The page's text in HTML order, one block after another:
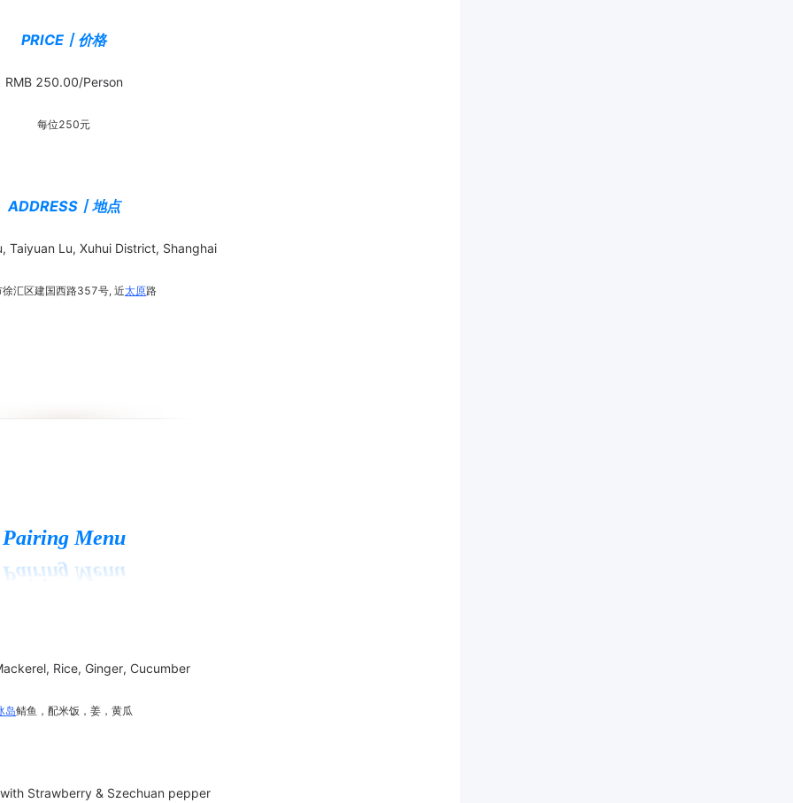
PRICE丨价格
RMB 250.00/Person
每位250元
ADDRESS丨地点
Taiyuan Lu, Xuhui District, Shanghai
徐汇区建国西路357号, 近太原路
Pairing Menu
Rice, Ginger, Cucumber
岛鲭鱼，配米饭，姜，黄瓜
Strawberry & Szechuan pepper